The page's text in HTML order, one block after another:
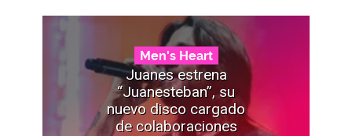
Men's Heart
Juanes estrena
“Juanesteban”, su
nuevo disco cargado
de colaboraciones